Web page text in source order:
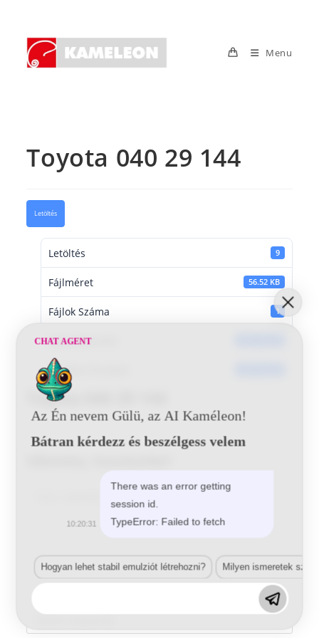
content
Menu
Toyota 040 29 144
Letöltés
Letöltés 9
Fájlméret 56.52 KB
Fájlok Száma 1
Dátumkészítés
Utoljára frissített
Toyota 040 29 144
Enter
your
CHAT AGENT
Az Én nevem Gülü, az AI Kaméleon!
Bátran kérdezz és beszélgess velem
There was an error getting
session id.
TypeError: Failed to fetch
10:20:31
Hogyan lehet stabil emulziót létrehozni? Milyen ismeretek